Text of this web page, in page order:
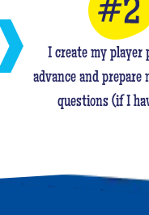
I create my player
advance and prepare
questions (if I